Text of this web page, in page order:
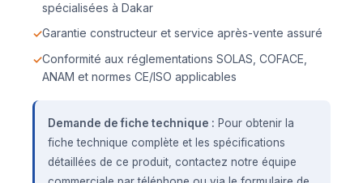
spécialisées à Dakar
Garantie constructeur et service après-vente assuré
Conformité aux réglementations SOLAS, COFACE,
ANAM et normes CE/ISO applicables
Demande de fiche technique : Pour obtenir la
fiche technique complète et les spécifications
détaillées de ce produit, contactez notre équipe